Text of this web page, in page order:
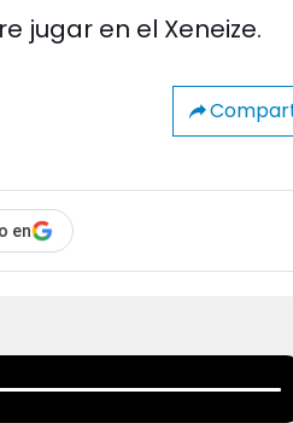
jugar en el Xeneize.
en